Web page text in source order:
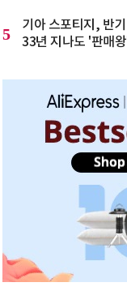
5
기아 스포티지, 반
33년 지나도 '판매